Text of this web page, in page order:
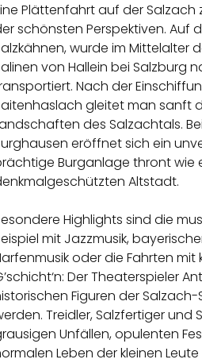
Plättenfahrt auf der
schönsten Perspektiven. Auf
wurde im Mittelalter
von Hallein bei Salzburg
Nach der
gleitet man sanft
des Salzachtals.
eröffnet sich ein
Burganlage thront wie
Altstadt.
Highlights sind die
mit Jazzmusik,
oder die Fahrten mit
Der Theaterspieler
Figuren der
Treidler, Salzfertiger
Unfällen, opulenten
Leben der kleinen